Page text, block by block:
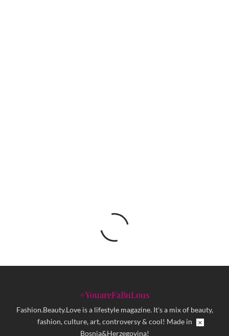
#YouareFaBuLous
Fashion.Beauty.Love is a lifestyle magazine. It's a mix of beauty,
fashion, culture, art, controversy & cool! Made in
Bosnia&Herzegovina!
×